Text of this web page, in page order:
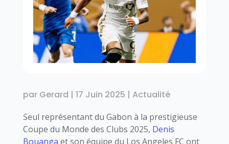
par Gerard | 17 Juin 2025 | Actualité
Seul représentant du Gabon à la prestigieuse
Coupe du Monde des Clubs 2025, Denis
Bouanga et son équipe du Los Angeles FC ont